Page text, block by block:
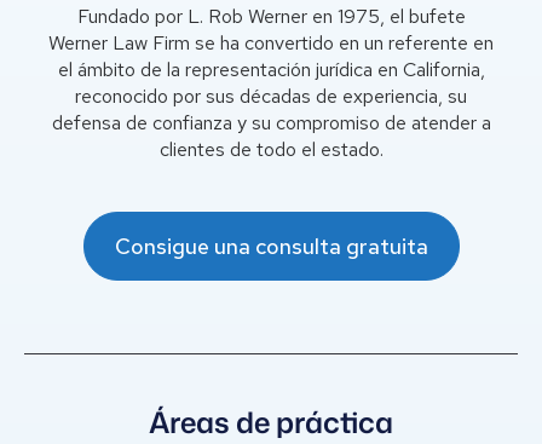
Fundado por L. Rob Werner en 1975, el bufete
Werner Law Firm se ha convertido en un referente en
el ámbito de la representación jurídica en California,
reconocido por sus décadas de experiencia, su
defensa de confianza y su compromiso de atender a
clientes de todo el estado.
Consigue una consulta gratuita
Áreas de práctica